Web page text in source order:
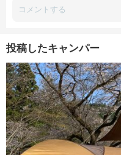
投稿したキャンパー